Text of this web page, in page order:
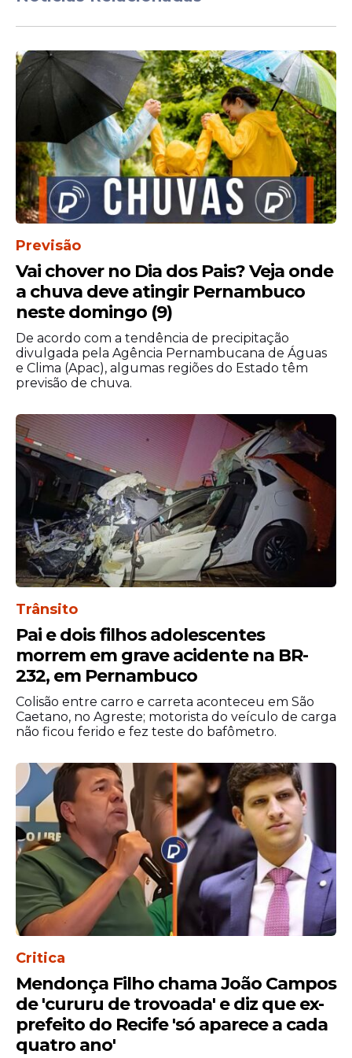
Programação das
oficinas
De 08 a 13 de julho
Macramê e Sustentabilidade: Biojoias
com Casca de Sururu - com Déborah
Assunção
Faça seu Próprio Utilitário: Kit Café -
com Ateliê Micaella Alcântara
Caderno de Pontos: Cartografias do
Bordado – com Fernanda Regueira
Balabá – O Boi do Mamulengo – com
Cida Lopes
Frevista Sustentável: Escultura em
Papel Inspirada no Frevo
Pernambucano – com Izaque Moreno
Gravura Alternativa: Narrativas
Malassombradas do Recife – com Inabi
Silva
De 14 a 19 de julho
A La Ursa Quer Sustentabilidade - com
Gizely Leonardo
Modelagem de Pratos no Torno
Cerâmico: Técnica e Prática – com
Carol Melo
Cordeiro
O Berimbau Me Tocou: Oficina de
Construção de Berimbaus – com
Erivaldo Luiz
Construindo o Som, Vivenciando o
Coco: Oficina de Musicalidade e
Construção de Ganzá com Materiais
Recicláveis – com Gal Conti
Do Descarte à Arte: Alternativa
Sustentável à Gravura em Metal – com
Thalita Gomes
De 08 a 19 de julho
Técnicas com Linhas Pingouin
26ª Fenearte — Feira
Previsão
Vai chover no Dia dos Pais? Veja onde
a chuva deve atingir Pernambuco
neste domingo (9)
De acordo com a tendência de precipitação
divulgada pela Agência Pernambucana de Águas
e Clima (Apac), algumas regiões do Estado têm
previsão de chuva.
Trânsito
Pai e dois filhos adolescentes
morrem em grave acidente na BR-
232, em Pernambuco
Colisão entre carro e carreta aconteceu em São
Caetano, no Agreste; motorista do veículo de carga
não ficou ferido e fez teste do bafômetro.
Critica
Mendonça Filho chama João Campos
de 'cururu de trovoada' e diz que ex-
prefeito do Recife 'só aparece a cada
quatro ano'